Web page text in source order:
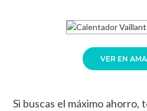
VER EN
Si buscas el máximo ahorro,